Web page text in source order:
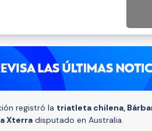
registró la triatleta chilena,
Xterra disputado en Australia.